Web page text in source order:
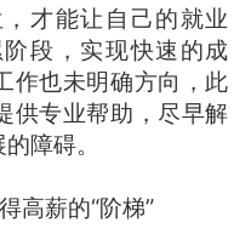
才能让自己的就业
段，实现快速的成
作也未明确方向，此
供专业帮助，尽早解
障碍。
薪的“阶梯”